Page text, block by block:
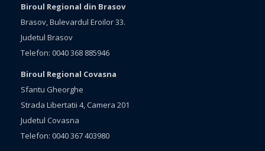
Biroul Regional din Brasov
Brasov, Bulevardul Eroilor 33.
Judetul Brasov
Telefon: 0040 368 885946
Biroul Regional Covasna
Sfantu Gheorghe
Strada Libertatii 4, Camera 201
Judetul Covasna
Telefon: 0040 367 403980